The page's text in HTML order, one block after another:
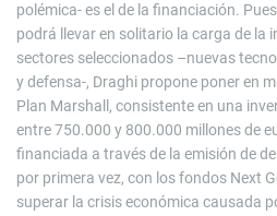
polémica- es el de la financiación.
podrá llevar en solitario la carga de la
sectores seleccionados –nuevas
y defensa-, Draghi propone poner en
Plan Marshall, consistente en una
entre 750.000 y 800.000 millones de
financiada a través de la emisión de
por primera vez, con los fondos Next
superar la crisis económica causada